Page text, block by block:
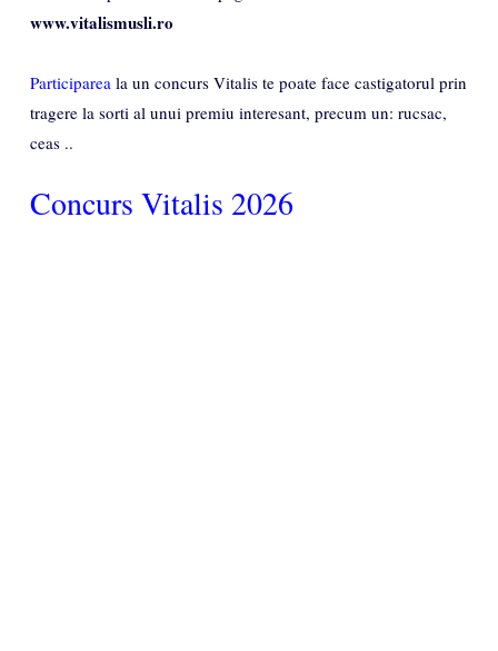
www.vitalismusli.ro
Participarea la un concurs Vitalis te poate face castigatorul prin
tragere la sorti al unui premiu interesant, precum un: rucsac,
ceas ..
Concurs Vitalis 2026